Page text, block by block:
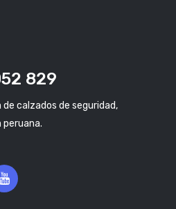
829
calzados de seguridad,